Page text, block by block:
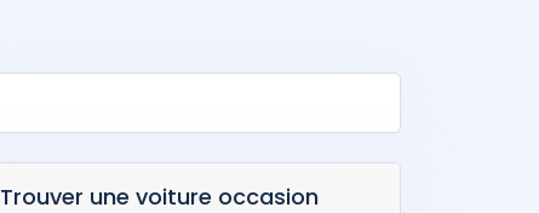
Trouver une voiture occasion